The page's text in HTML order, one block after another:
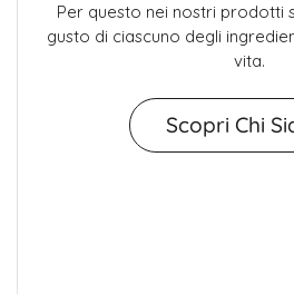
Per questo nei nostri prodotti
gusto di ciascuno degli
vita.
Scopri Chi